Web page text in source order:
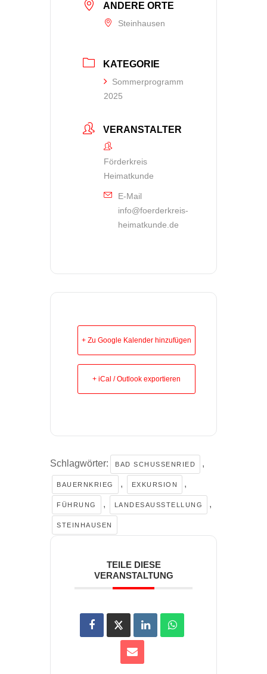
ANDERE ORTE
Steinhausen
KATEGORIE
Sommerprogramm
2025
VERANSTALTER
Förderkreis
Heimatkunde
E-Mail
info@foerderkreis-
heimatkunde.de
+ Zu Google Kalender hinzufügen
+ iCal / Outlook exportieren
Schlagwörter: BAD SCHUSSENRIED ,
BAUERNKRIEG , EXKURSION ,
FÜHRUNG , LANDESAUSSTELLUNG ,
STEINHAUSEN
TEILE DIESE
VERANSTALTUNG